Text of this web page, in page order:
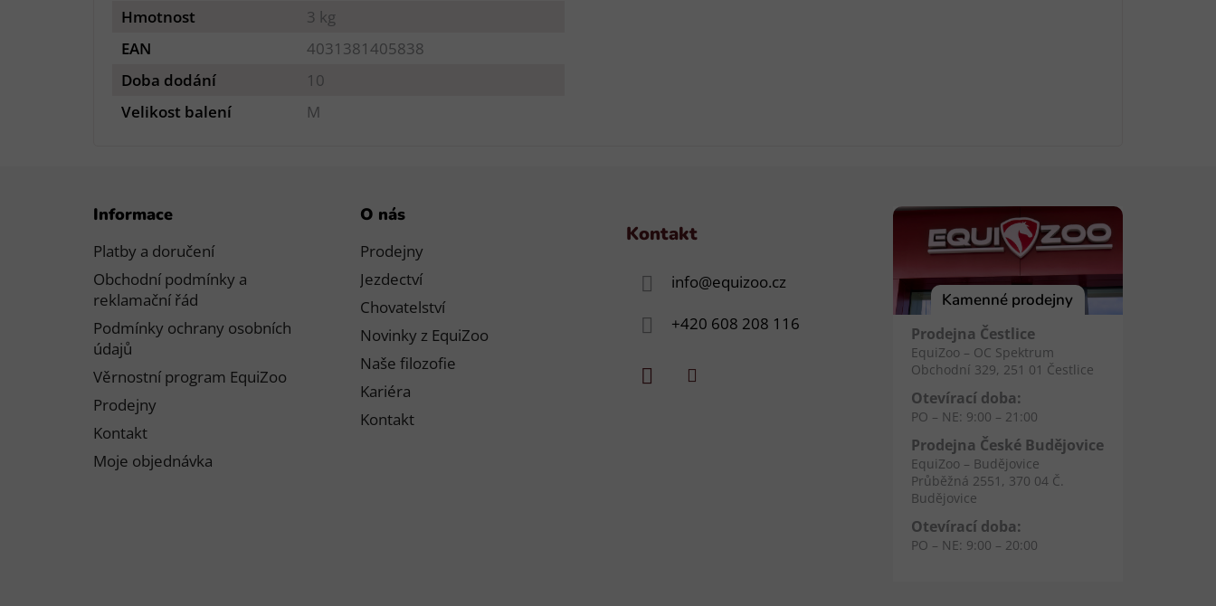
Hmotnost
3 kg
EAN
4031381405838
Doba dodání
10
Velikost balení
M
Informace
Platby a doručení
Obchodní podmínky a
reklamační řád
Podmínky ochrany osobních
údajů
Věrnostní program EquiZoo
Prodejny
Kontakt
Moje objednávka
O nás
Prodejny
Jezdectví
Chovatelství
Novinky z EquiZoo
Naše filozofie
Kariéra
Kontakt
Kontakt
info@equizoo.cz
+420 608 208 116
Kamenné prodejny
Prodejna Čestlice
EquiZoo – OC Spektrum
Obchodní 329, 251 01 Čestlice
Otevírací doba:
PO – NE: 9:00 – 21:00
Prodejna České Budějovice
EquiZoo – Budějovice
Průběžná 2551, 370 04 Č.
Budějovice
Otevírací doba:
PO – NE: 9:00 – 20:00